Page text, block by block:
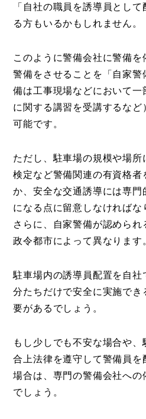
「自社の職員を誘導員とし
る方もいるかもしれません。
このように警備会社に警備
警備をさせることを「自家
備は工事現場などにおいて
に関する講習を受講するな
可能です。
ただし、駐車場の規模や場
検定など警備関連の有資格者
か、安全な交通誘導には専
になる点に留意しなければな
さらに、自家警備が認めら
政令都市によって異なります
駐車場内の誘導員配置を自社
分たちだけで安全に実施で
要があるでしょう。
もし少しでも不安な場合や
合上法律を遵守して警備員を
場合は、専門の警備会社への
でしょう。